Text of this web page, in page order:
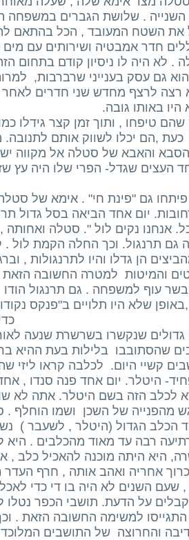
. שלושת הגברים במשפחה
את השטח המעובד , הכל בהתאם
חדר אמבטיה ושירותים עם מים
לא היה לו ניסיון קודם בתחום
גם עסק בענייני שרברבות,
רצה לרצף מחדש שני חדרים
באותו גובה.
טיפחו , ותוך זמן קצר גידלו
כעת ,הם יכלו לשווק אותם לתנובה.
הסבא והאבא של סטלה אל מקווה
העצים שגדל- הפרי שלו היה עץ
גם "פינת חי" . אימא של
יום אחד הביאה בסל גדול
אנחנו נקים לול ". סטלה ואחותה ,
גם תרנגול. וכך החלה הקמת לול .
הן גדלו והיו לתרנגולות ,
והמיטות למטרה החשובה
עוף למשפחה . גם תרנגול
שלא היו תלויים ב"פנקס
הצעירה. כדי
המשפחה הובאו 2 כלבים גדולים שנקשרו בשרשרת
שהסתובבו בלילות בעת ההיא
קשיי היום. לכלבה קראו ליזי
היטלר. יום אחד פנה סנדו ,
לכלב הזה בשם היטלר. אתה לא
מהפנייה של השכן ושמו הוחלף
הכלב הגדול (היטלר , לשעבר )
רבה עד מאוד מהכלבים . היא
היא היתה מוכנה להאכיל כלב ,
אחריה ואהב אותה , חרף העדר
שעם השנים לא היה בו די כדי
על הדעת. תושבי הכפר נטלו
התגייסו למשימה החשובה הזאת .
והחרוצה של התושבים